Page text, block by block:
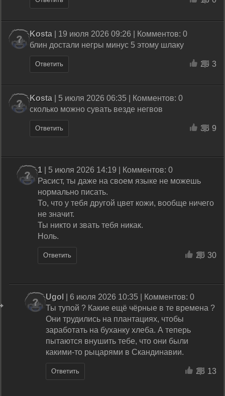
Kosta | 19 июля 2026 09:26 | Комментов: 0
блин достали негры минус 5 этому шлаку
Ответить 29 3
Kosta | 5 июля 2026 06:35 | Комментов: 0
сколько можно сувать везде негвов
Ответить 36 9
1 | 5 июля 2026 14:19 | Комментов: 0
Расист, ты даже на своем языке не можешь
нормально писать.
То, что у тебя другой цвет кожи, вообще ничего
не значит.
Ты никто и звать тебя никак.
Ноль.
Ответить 20 30
Ugol | 6 июля 2026 10:35 | Комментов: 0
Ты тупой ? Какие ещё чёрные в те времена ?
Они трудились на плантациях, чтобы
заработать на буханку хлеба. А теперь
пытаются внушить тебе, что они были
какими-то рыцарями в Скандинавии.
Ответить 28 13